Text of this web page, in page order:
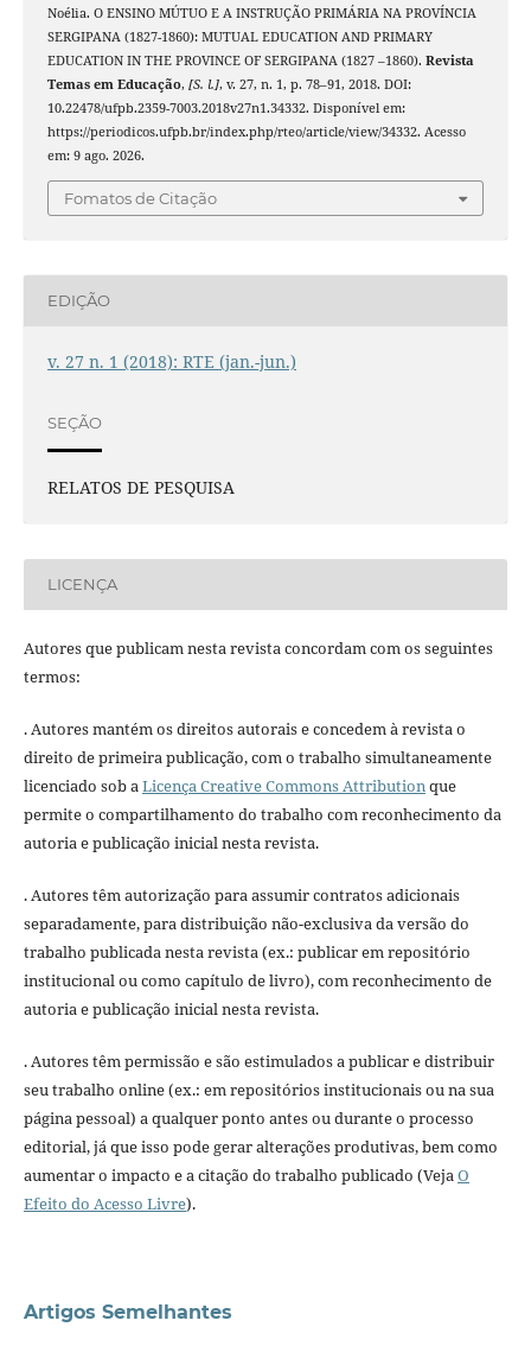
Noélia. O ENSINO MÚTUO E A INSTRUÇÃO PRIMÁRIA NA PROVÍNCIA
SERGIPANA (1827-1860): MUTUAL EDUCATION AND PRIMARY
EDUCATION IN THE PROVINCE OF SERGIPANA (1827 –1860). Revista
Temas em Educação, [S. l.], v. 27, n. 1, p. 78–91, 2018. DOI:
10.22478/ufpb.2359-7003.2018v27n1.34332. Disponível em:
https://periodicos.ufpb.br/index.php/rteo/article/view/34332. Acesso
em: 9 ago. 2026.
Fomatos de Citação
EDIÇÃO
v. 27 n. 1 (2018): RTE (jan.-jun.)
SEÇÃO
RELATOS DE PESQUISA
LICENÇA
Autores que publicam nesta revista concordam com os seguintes
termos:
. Autores mantém os direitos autorais e concedem à revista o
direito de primeira publicação, com o trabalho simultaneamente
licenciado sob aLicença Creative Commons Attributionque
permite o compartilhamento do trabalho com reconhecimento da
autoria e publicação inicial nesta revista.
. Autores têm autorização para assumir contratos adicionais
separadamente, para distribuição não-exclusiva da versão do
trabalho publicada nesta revista (ex.: publicar em repositório
institucional ou como capítulo de livro), com reconhecimento de
autoria e publicação inicial nesta revista.
. Autores têm permissão e são estimulados a publicar e distribuir
seu trabalho online (ex.: em repositórios institucionais ou na sua
página pessoal) a qualquer ponto antes ou durante o processo
editorial, já que isso pode gerar alterações produtivas, bem como
aumentar o impacto e a citação do trabalho publicado (VejaO
Efeito do Acesso Livre).
Artigos Semelhantes